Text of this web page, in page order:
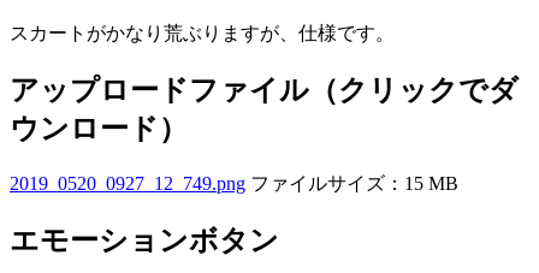
スカートがかなり荒ぶりますが、仕様です。
アップロードファイル（クリックでダ
ウンロード）
2019_0520_0927_12_749.png ファイルサイズ：15 MB
エモーションボタン